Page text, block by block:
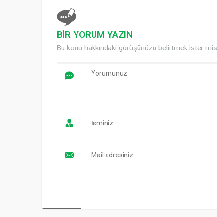
BİR YORUM YAZIN
Bu konu hakkındaki görüşünüzü belirtmek ister